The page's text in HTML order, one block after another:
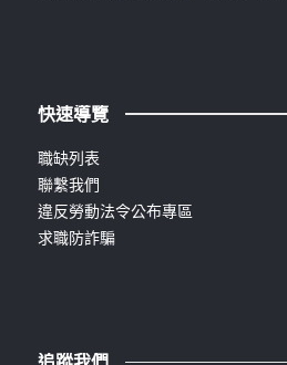
快速導覽
職缺列表
聯繫我們
違反勞動法令公布專區
求職防詐騙